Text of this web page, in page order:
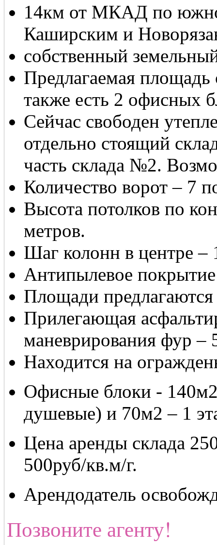
14км от МКАД по
Каширским и
собственный
Предлагаемая
также есть 2 офисных
Сейчас свободен
отдельно стоящий
часть склада №2.
Количество ворот – 7
Высота потолков по
метров.
Шаг колонн в центре –
Антипылевое
Площади
Прилегающая
маневрирования фур –
Находится на
Офисные блоки ‐
душевые) и 70м2 – 1
Цена аренды склада
500руб/кв.м/г.
Арендодатель
Позвоните агенту!